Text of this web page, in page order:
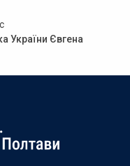
України Євгена